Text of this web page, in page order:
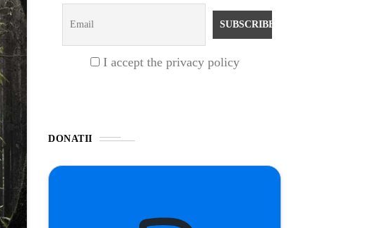
I accept the privacy policy
DONATII